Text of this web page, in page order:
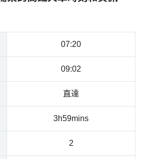
07:20
09:02
直達
3h59mins
2